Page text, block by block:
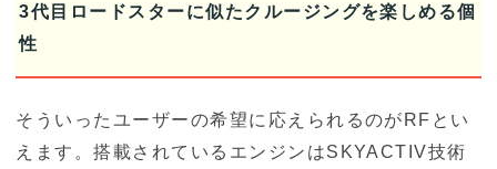
3代目ロードスターに似たクルージングを楽しめる個
性
そういったユーザーの希望に応えられるのがRFとい
えます。搭載されているエンジンはSKYACTIV技術